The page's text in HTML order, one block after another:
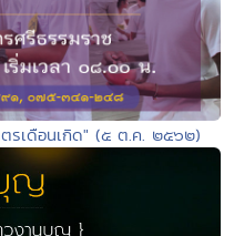
รเดือนเกิด" (๕ ต.ค. ๒๕๖๒)